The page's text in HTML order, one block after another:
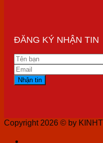
ĐĂNG KÝ NHẬN TIN
Copyright 2026 © by